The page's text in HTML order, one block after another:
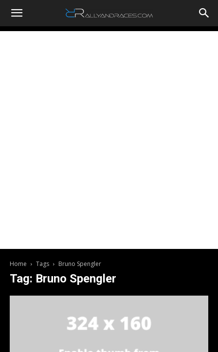
RallyandRaces.com
Home Tags Bruno Spengler
Tag: Bruno Spengler